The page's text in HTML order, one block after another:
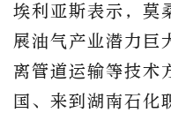
埃利亚斯表示，莫
展油气产业潜力巨
离管道运输等技术
国、来到湖南石化